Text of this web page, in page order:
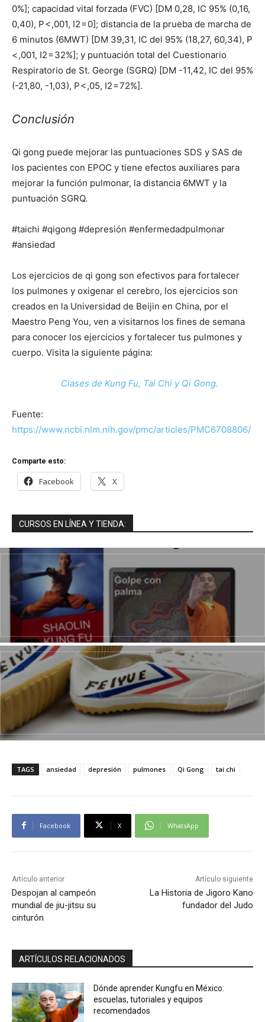
0%]; capacidad vital forzada (FVC) [DM 0,28, IC 95% (0,16,
0,40), P < ,001, I2 = 0]; distancia de la prueba de marcha de
6 minutos (6MWT) [DM 39,31, IC del 95% (18,27, 60,34), P
< ,001, I2 = 32%]; y puntuación total del Cuestionario
Respiratorio de St. George (SGRQ) [DM -11,42, IC del 95%
(-21,80, -1,03), P < ,05, I2 = 72%].
Conclusión
Qi gong puede mejorar las puntuaciones SDS y SAS de
los pacientes con EPOC y tiene efectos auxiliares para
mejorar la función pulmonar, la distancia 6MWT y la
puntuación SGRQ.
#taichi #qigong #depresión #enfermedadpulmonar
#ansiedad
Los ejercicios de qi gong son efectivos para fortalecer
los pulmones y oxigenar el cerebro, los ejercicios son
creados en la Universidad de Beijin en China, por el
Maestro Peng You, ven a visitarnos los fines de semana
para conocer los ejercicios y fortalecer tus pulmones y
cuerpo. Visita la siguiente página:
Clases de Kung Fu, Tai Chi y Qi Gong.
Fuente:
https://www.ncbi.nlm.nih.gov/pmc/articles/PMC6708806/
Comparte esto:
Facebook X
CURSOS EN LÍNEA Y TIENDA:
TAGS ansiedad depresión pulmones Qi Gong tai chi
Facebook X WhatsApp
Artículo anterior
Despojan al campeón
mundial de jiu-jitsu su
cinturón
Artículo siguiente
La Historia de Jigoro Kano
fundador del Judo
ARTÍCULOS RELACIONADOS
Dónde aprender Kungfu en México:
escuelas, tutoriales y equipos
recomendados